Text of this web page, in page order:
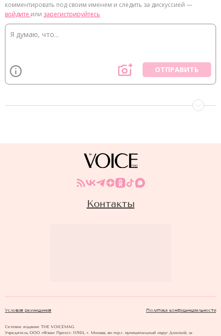
комментировать под своим именем и следить за дискуссией —
войдите или зарегистрируйтесь
ОТПРАВИТЬ
Контакты
Условия размещения Политика конфиденциальности
Сетевое издание THE VOICEMAG
Учредитель ООО «Фэшн Пресс»: 117105, г. Москва, вн.тер.г. муниципальный округ Донской, ш